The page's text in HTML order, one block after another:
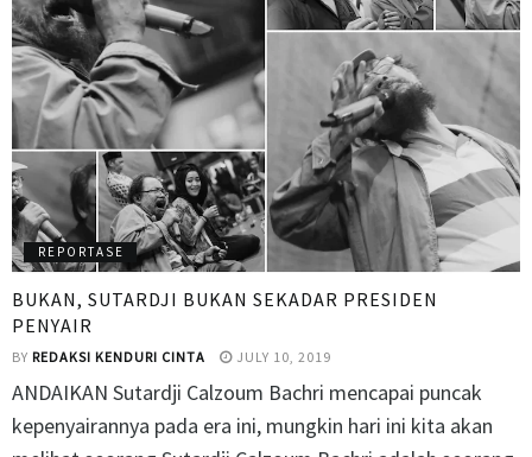
REPORTASE
BUKAN, SUTARDJI BUKAN SEKADAR PRESIDEN
PENYAIR
BY REDAKSI KENDURI CINTA JULY 10, 2019
ANDAIKAN Sutardji Calzoum Bachri mencapai puncak
kepenyairannya pada era ini, mungkin hari ini kita akan